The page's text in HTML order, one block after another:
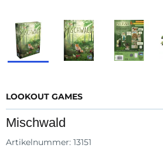
LOOKOUT GAMES
Mischwald
Artikelnummer: 13151